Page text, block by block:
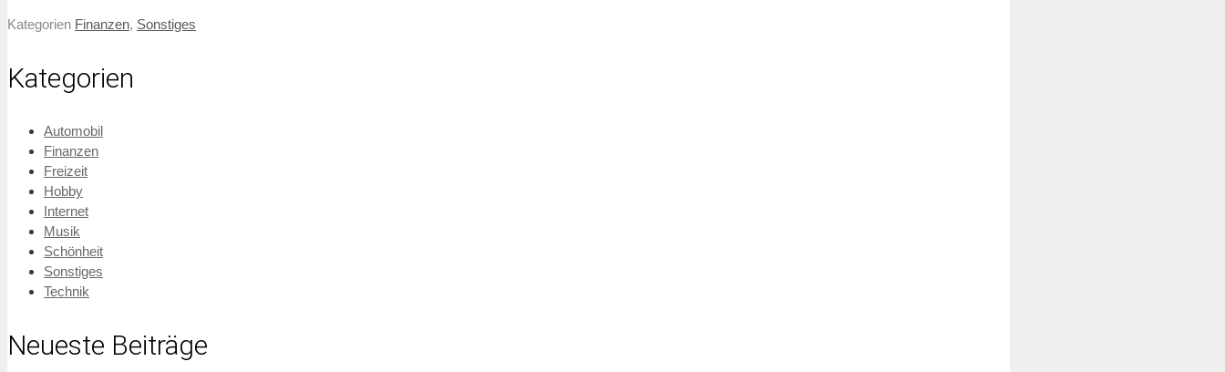
Kategorien Finanzen, Sonstiges
Kategorien
Automobil
Finanzen
Freizeit
Hobby
Internet
Musik
Schönheit
Sonstiges
Technik
Neueste Beiträge